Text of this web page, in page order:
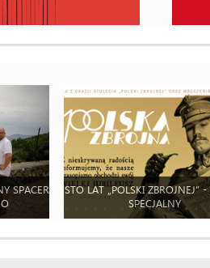
SPACER
STO LAT „POLSKI ZBROJNEJ” -
SPECJALNY